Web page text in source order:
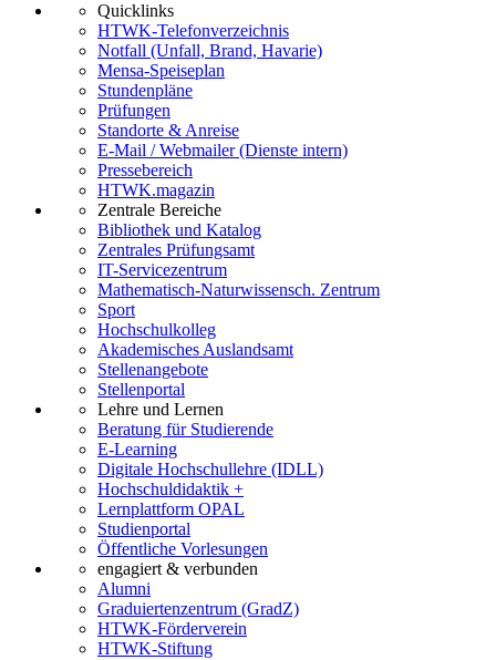
Quicklinks
HTWK-Telefonverzeichnis
Notfall (Unfall, Brand, Havarie)
Mensa-Speiseplan
Stundenpläne
Prüfungen
Standorte & Anreise
E-Mail / Webmailer (Dienste intern)
Pressebereich
HTWK.magazin
Zentrale Bereiche
Bibliothek und Katalog
Zentrales Prüfungsamt
IT-Servicezentrum
Mathematisch-Naturwissensch. Zentrum
Sport
Hochschulkolleg
Akademisches Auslandsamt
Stellenangebote
Stellenportal
Lehre und Lernen
Beratung für Studierende
E-Learning
Digitale Hochschullehre (IDLL)
Hochschuldidaktik +
Lernplattform OPAL
Studienportal
Öffentliche Vorlesungen
engagiert & verbunden
Alumni
Graduiertenzentrum (GradZ)
HTWK-Förderverein
HTWK-Stiftung